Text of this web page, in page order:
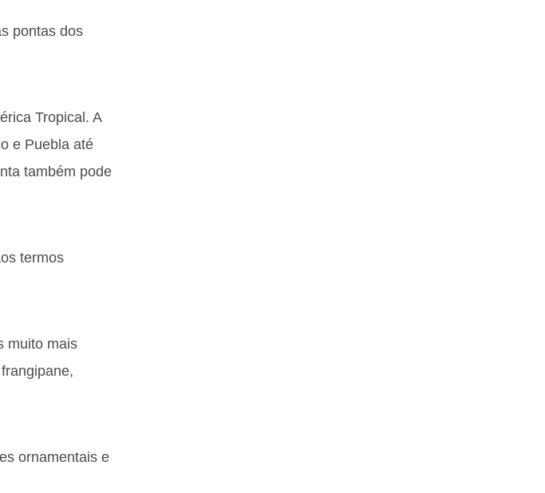
pontas dos
Tropical. A
e Puebla até
também pode
termos
muito mais
ornamentais e